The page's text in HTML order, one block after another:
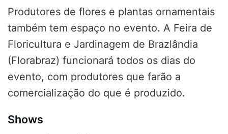
Produtores de flores e plantas ornamentais
também tem espaço no evento. A Feira de
Floricultura e Jardinagem de Brazlândia
(Florabraz) funcionará todos os dias do
evento, com produtores que farão a
comercialização do que é produzido.
Shows